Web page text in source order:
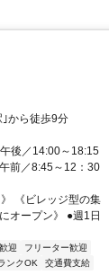
から徒歩9分
後／14:00～18:15
前／8:45～12：30
《ビレッジ型の集
オープン》 ●週1日
迎
フリーター歓迎
ンクOK
交通費支給